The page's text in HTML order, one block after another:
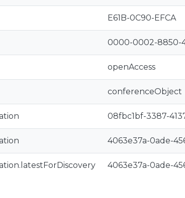
E61B-0C90-EFCA
0000-0002-8850-
openAccess
conferenceObject
08fbc1bf-3387-
4063e37a-0ade-
4063e37a-0ade-